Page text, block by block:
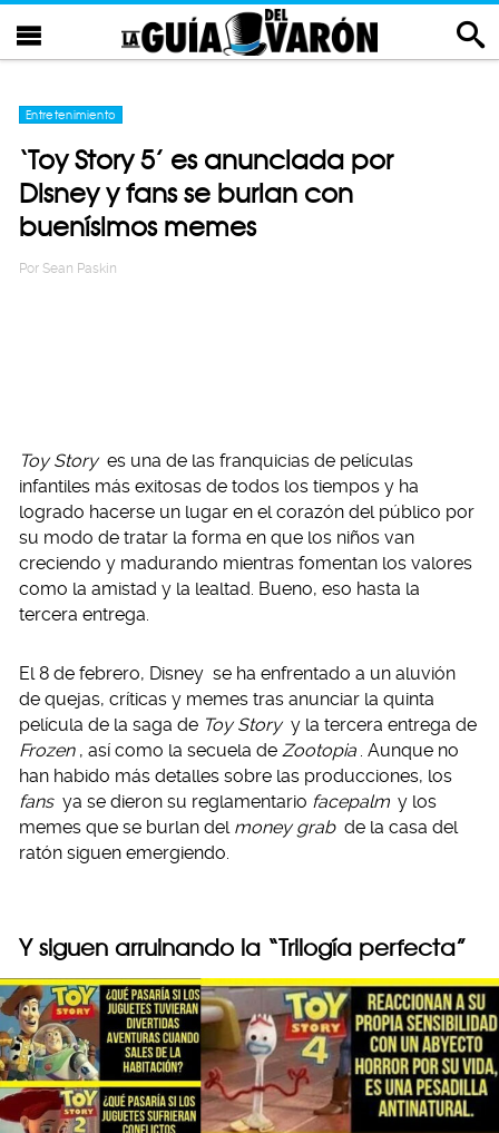
Entretenimiento
‘Toy Story 5’ es anunciada por
Disney y fans se burlan con
buenísimos memes
Por Sean Paskin
Toy Story es una de las franquicias de películas
infantiles más exitosas de todos los tiempos y ha
logrado hacerse un lugar en el corazón del público por
su modo de tratar la forma en que los niños van
creciendo y madurando mientras fomentan los valores
como la amistad y la lealtad. Bueno, eso hasta la
tercera entrega.
El 8 de febrero, Disney se ha enfrentado a un aluvión
de quejas, críticas y memes tras anunciar la quinta
película de la saga de Toy Story y la tercera entrega de
Frozen , así como la secuela de Zootopia . Aunque no
han habido más detalles sobre las producciones, los
fans ya se dieron su reglamentario facepalm y los
memes que se burlan del money grab de la casa del
ratón siguen emergiendo.
Y siguen arruinando la “Trilogía perfecta”